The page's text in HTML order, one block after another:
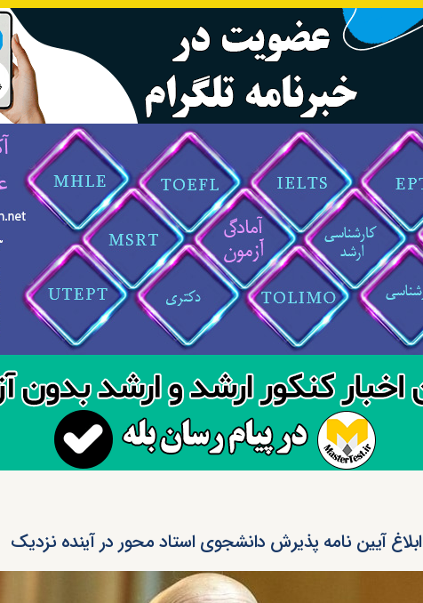
ابلاغ آیین نامه پذیرش دانشجوی استاد محور در آینده نزدیک